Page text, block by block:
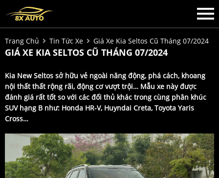
Trang Chủ Tin Tức Xe Giá Xe Kia Seltos Cũ Tháng 07/2024
GIÁ XE KIA SELTOS CŨ THÁNG 07/2024
Kia New Seltos sở hữu vẻ ngoài năng động, phá cách, khoang
nội thất thất rộng rãi, động cơ vượt trội… Mẫu xe này được
đánh giá rất tốt so với các đối thủ khác trong cùng phân khúc
SUV hạng B như: Honda HR-V, Huyndai Creta, Toyota Yaris
Cross…